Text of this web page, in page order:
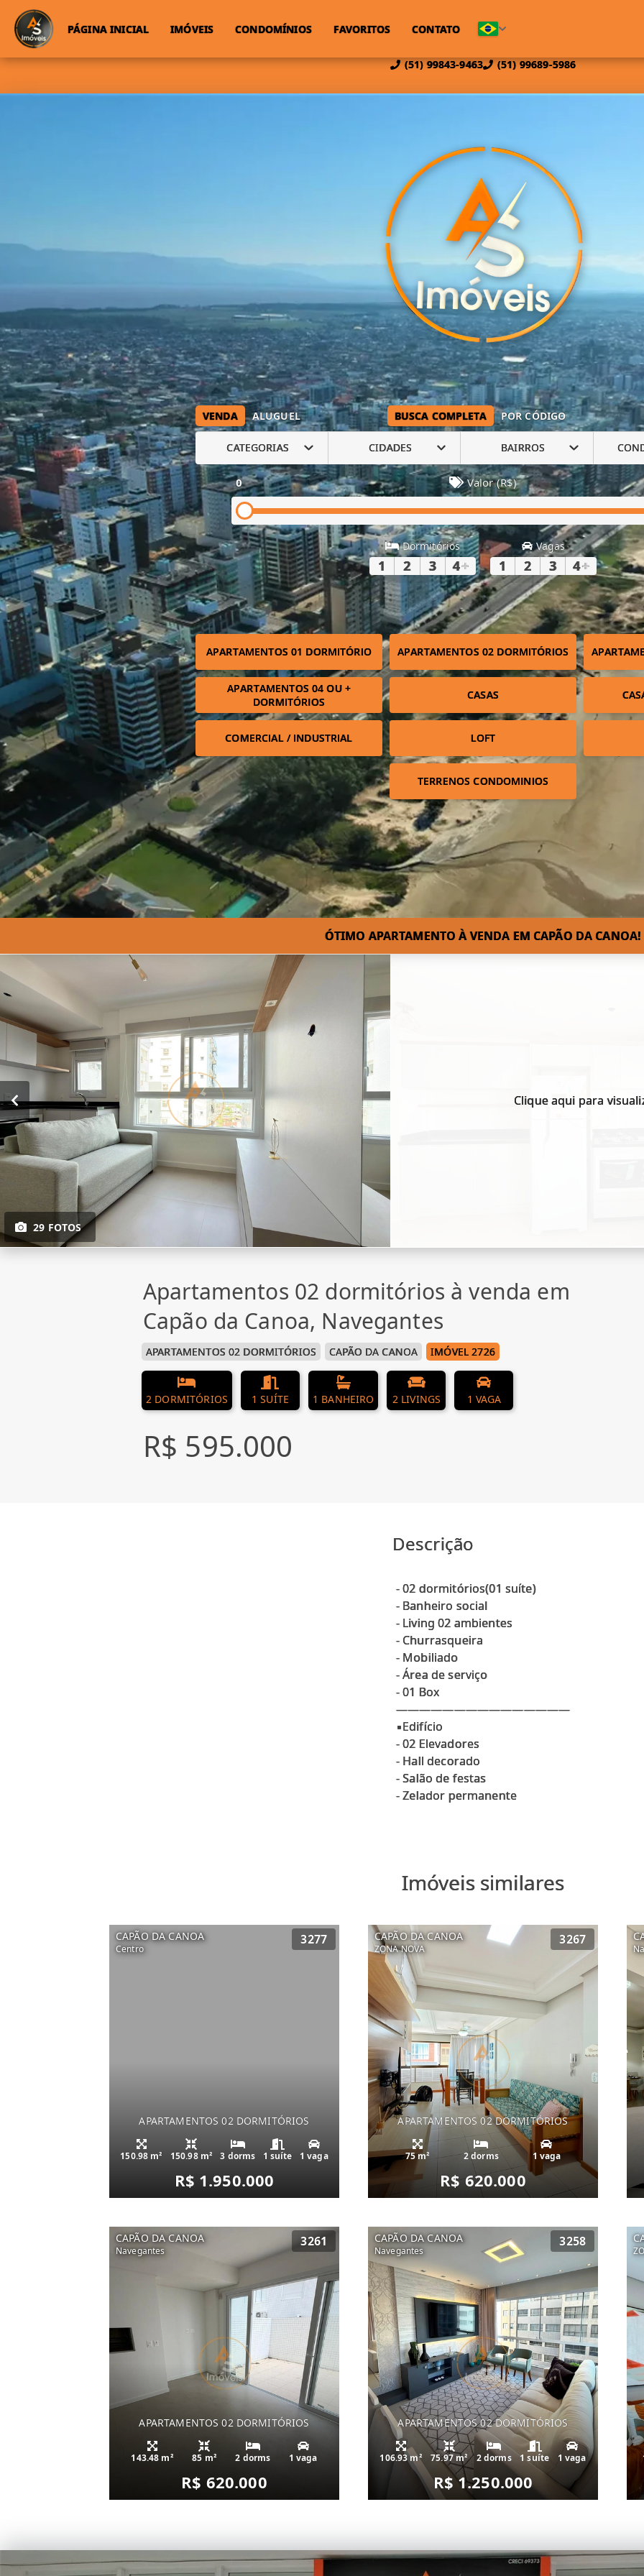
(51) 99843-9463 (51) 99689-5986
PÁGINA INICIAL IMÓVEIS CONDOMÍNIOS FAVORITOS CONTATO
VENDA ALUGUEL BUSCA COMPLETA POR CÓDIGO
CATEGORIAS CIDADES BAIRROS
0 Valor (R$)
Dormitórios
1 2 3 4+
Vagas
1 2 3 4+
APARTAMENTOS 01 DORMITÓRIO APARTAMENTOS 02 DORMITÓRIOS
APARTAMENTOS 04 OU +
DORMITÓRIOS
CASAS
COMERCIAL / INDUSTRIAL LOFT
TERRENOS CONDOMINIOS
ÓTIMO APARTAMENTO À VENDA EM CAPÃO DA CANOA!⁣
29 FOTOS
Clique aqui para
Apartamentos 02 dormitórios à venda em
Capão da Canoa, Navegantes
APARTAMENTOS 02 DORMITÓRIOS CAPÃO DA CANOA IMÓVEL 2726
2 DORMITÓRIOS 1 SUÍTE 1 BANHEIRO 2 LIVINGS 1 VAGA
R$ 595.000
Descrição
- 02 dormitórios(01 suíte)
- Banheiro social
- Living 02 ambientes
- Churrasqueira
- Mobiliado
- Área de serviço
- 01 Box
———————————————
▪️Edifício
- 02 Elevadores
- ⁠Hall decorado
- ⁠Salão de festas
Imóveis similares
CAPÃO DA CANOA
Centro
3277
APARTAMENTOS 02 DORMITÓRIOS
150.98 m² 150.98 m² 3 dorms 1 suíte 1 vaga
R$ 1.950.000
CAPÃO DA CANOA
ZONA NOVA
3267
APARTAMENTOS 02 DORMITÓRIOS
75 m² 2 dorms 1 vaga
R$ 620.000
CAPÃO DA CANOA
Navegantes
3261
APARTAMENTOS 02 DORMITÓRIOS
143.48 m² 85 m² 2 dorms 1 vaga
R$ 620.000
CAPÃO DA CANOA
Navegantes
3258
APARTAMENTOS 02 DORMITÓRIOS
106.93 m² 75.97 m² 2 dorms 1 suíte 1 vaga
R$ 1.250.000